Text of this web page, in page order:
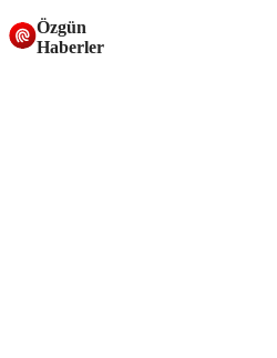
Özgün
Haberler